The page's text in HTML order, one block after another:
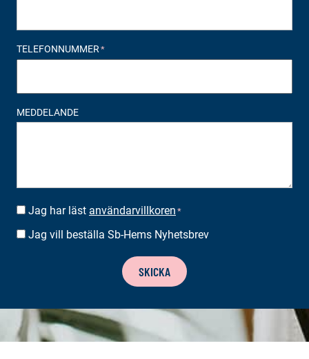
TELEFONNUMMER*
MEDDELANDE
SUOSTUMUS *
Jag har läst användarvillkoren *
BESTÄLLA
Jag vill beställa Sb-Hems Nyhetsbrev
SKICKA